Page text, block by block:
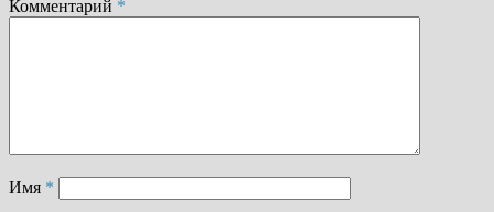
Комментарий *
Имя *